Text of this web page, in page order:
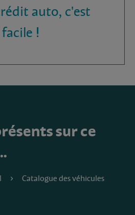
auto, c'est
facile !
sur ce
Catalogue des véhicules